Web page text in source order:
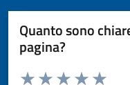
Quanto sono
pagina?
Valuta da 1 a 5 stelle la